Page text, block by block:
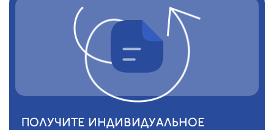
ПОЛУЧИТЕ ИНДИВИДУАЛЬНОЕ